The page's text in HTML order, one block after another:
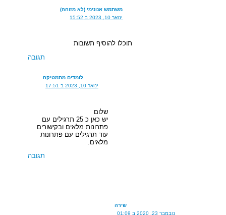
משתמש אנונימי (לא מזוהה)
ינואר 10, 2023 ב 15:52
תוכלו להוסיף תשובות
תגובה
לומדים מתמטיקה
ינואר 10, 2023 ב 17:51
שלום
יש כאן כ 25 תרגילים עם
פתרונות מלאים ובקישורים
עוד תרגילים עם פתרונות
מלאים.
תגובה
שירה
נובמבר 23, 2020 ב 01:09